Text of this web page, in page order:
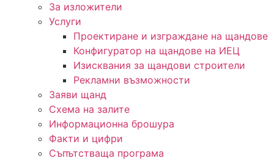
За изложители
Услуги
Проектиране и изграждане на щандове
Конфигуратор на щандове на ИЕЦ
Изисквания за щандови строители
Рекламни възможности
Заяви щанд
Схема на залите
Информационна брошура
Факти и цифри
Съпътстваща програма